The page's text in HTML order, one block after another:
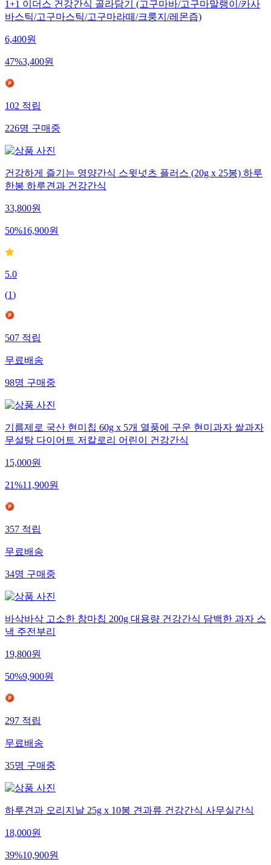
1+1 이더스 건강간식 골라담기 (고구마바/고구마말랭이/카사
바스틱/고구마스틱/고구마라떼/크룽지/레몬즙)
6,400원
47%3,400원
102적립
226명구매중
건강하게 즐기는 영양간식 스윗넛츠 플러스 (20g x 25봉) 하루
한봉 하루견과 건강간식
33,800원
50%16,900원
5.0
(1)
507적립
무료배송
98명구매중
기름제로 국산 현미칩 60g x 5개 열풍에 구운 현미과자 쌀과자
무설탕 다이어트 저칼로리 어린이 건강간식
15,000원
21%11,900원
357적립
무료배송
34명구매중
바삭바삭 고소한 참마칩 200g 대용량 건강간식 담백한 과자 스
낵 주전부리
19,800원
50%9,900원
297적립
무료배송
35명구매중
하루견과 오리지날 25g x 10봉 견과류 건강간식 사무실간식
18,000원
39%10,900원